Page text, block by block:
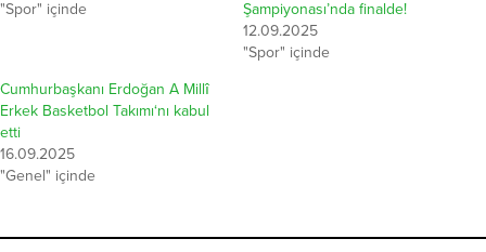
"Spor" içinde
Şampiyonası’nda finalde!
12.09.2025
"Spor" içinde
Cumhurbaşkanı Erdoğan A Millî
Erkek Basketbol Takımı‘nı kabul
etti
16.09.2025
"Genel" içinde